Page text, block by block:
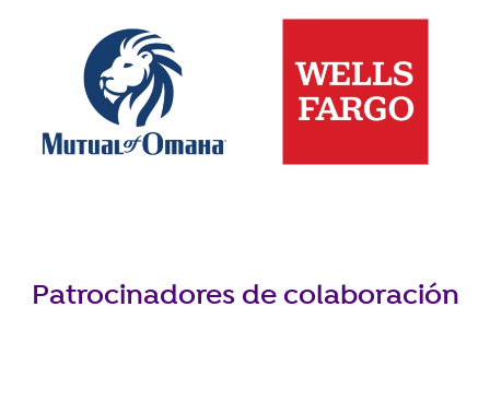
Patrocinadores de colaboración